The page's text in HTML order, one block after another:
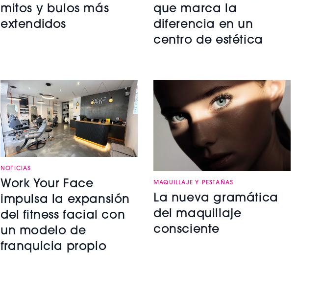
mitos y bulos más
extendidos
que marca la
diferencia en un
centro de estética
NOTICIAS
Work Your Face
impulsa la expansión
del fitness facial con
un modelo de
franquicia propio
MAQUILLAJE Y PESTAÑAS
La nueva gramática
del maquillaje
consciente